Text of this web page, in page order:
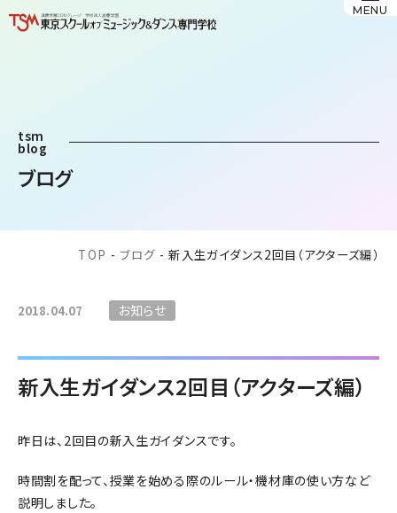
MENU
tsm
blog
ブログ
TOP -ブログ -新入生ガイダンス2回目（アクターズ編）
2018.04.07 お知らせ
新入生ガイダンス2回目（アクターズ編）
昨日は、2回目の新入生ガイダンスです。
時間割を配って、授業を始める際のルール・機材庫の使い方など
説明しました。